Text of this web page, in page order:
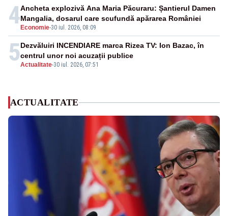
4 Economie-30 iul. 2026, 08:09
Ancheta explozivă Ana Maria Păcuraru: Șantierul Damen
Mangalia, dosarul care scufundă apărarea României
5Actualitate-30 iul. 2026, 07:51
Dezvăluiri INCENDIARE marca Rizea TV: Ion Bazac, în
centrul unor noi acuzații publice
ACTUALITATE